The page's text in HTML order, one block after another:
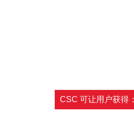
CSC 可让用户获得：